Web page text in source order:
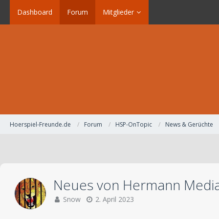
Dashboard Forum Mitglieder
Hoerspiel-Freunde.de Forum HSP-OnTopic News & Gerüchte
Neues von Hermann
Snow 2. April 2023